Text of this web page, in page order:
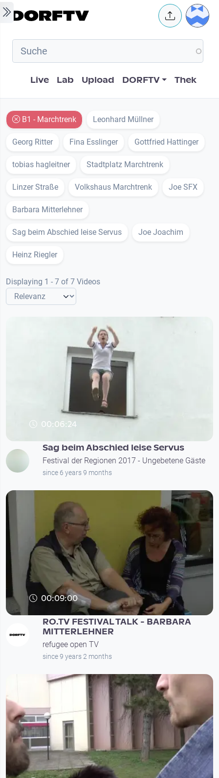
Skip to main content User
Hauptnavigation
Live Lab Upload DORFTV Thek
B1 - Marchtrenk Leonhard Müllner
Georg Ritter Fina Esslinger Gottfried Hattinger
tobias hagleitner Stadtplatz Marchtrenk
Linzer Straße Volkshaus Marchtrenk Joe SFX
Barbara Mitterlehner
Sag beim Abschied leise Servus Joe Joachim
Heinz Riegler
Displaying 1 - 7 of 7 Videos
00:06:24
Sag beim Abschied leise Servus
Festival der Regionen 2017 - Ungebetene Gäste
since 6 years 9 months
00:09:00
RO.TV FESTIVAL TALK - BARBARA
MITTERLEHNER
refugee open TV
since 9 years 2 months